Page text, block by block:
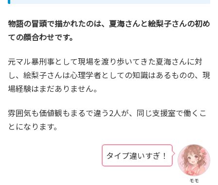
物語の冒頭で描かれたのは、夏海さんと絵梨子さんの初め
ての顔合わせです。
元マル暴刑事として現場を渡り歩いてきた夏海さんに対
し、絵梨子さんは心理学者としての知識はあるものの、現
場経験はまだありません。
雰囲気も価値観もまるで違う2人が、同じ支援室で働くこ
とになります。
モモ
タイプ違いすぎ！